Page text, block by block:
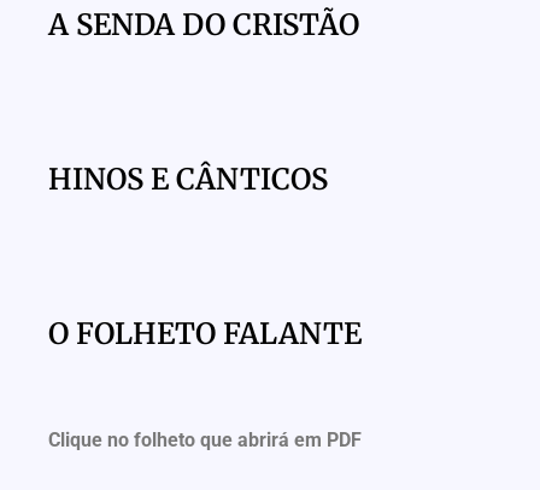
A SENDA DO CRISTÃO
HINOS E CÂNTICOS
O FOLHETO FALANTE
Clique no folheto que abrirá em PDF